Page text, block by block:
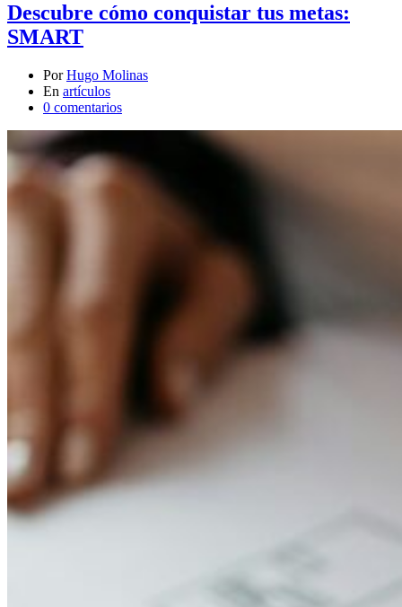
Descubre cómo conquistar tus metas:
SMART
Por Hugo Molinas
En artículos
0 comentarios